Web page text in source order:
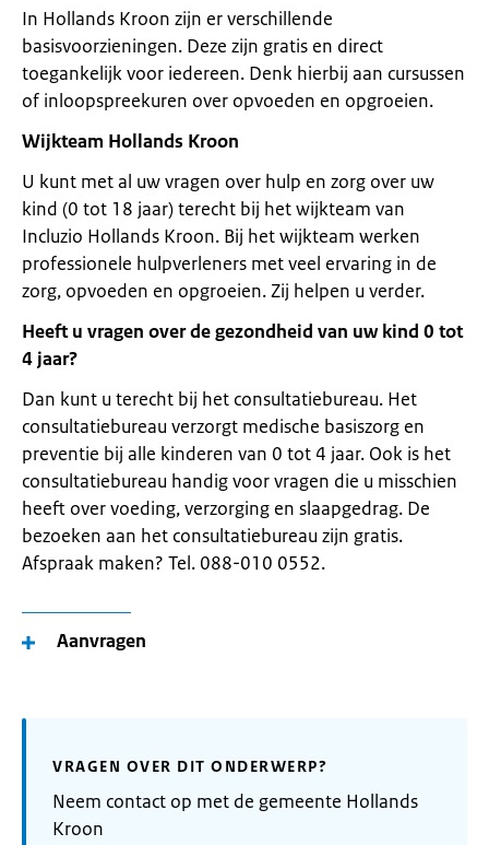
In Hollands Kroon zijn er verschillende
basisvoorzieningen. Deze zijn gratis en direct
toegankelijk voor iedereen. Denk hierbij aan cursussen
of inloopspreekuren over opvoeden en opgroeien.
Wijkteam Hollands Kroon
U kunt met al uw vragen over hulp en zorg over uw
kind (0 tot 18 jaar) terecht bij het wijkteam van
Incluzio Hollands Kroon. Bij het wijkteam werken
professionele hulpverleners met veel ervaring in de
zorg, opvoeden en opgroeien. Zij helpen u verder.
Heeft u vragen over de gezondheid van uw kind 0 tot
4 jaar?
Dan kunt u terecht bij het consultatiebureau. Het
consultatiebureau verzorgt medische basiszorg en
preventie bij alle kinderen van 0 tot 4 jaar. Ook is het
consultatiebureau handig voor vragen die u misschien
heeft over voeding, verzorging en slaapgedrag. De
bezoeken aan het consultatiebureau zijn gratis.
Afspraak maken? Tel. 088-010 0552.
Aanvragen
VRAGEN OVER DIT ONDERWERP?
Neem contact op met de gemeente Hollands
Kroon